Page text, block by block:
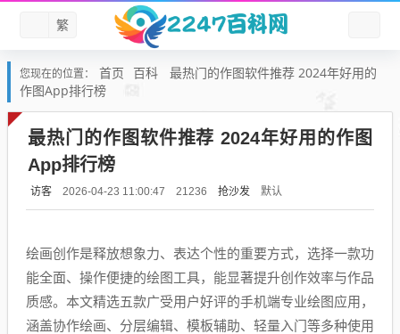
繁
您现在的位置： 首页 百科
最热门的作图软件推荐 2024年好用的
作图App排行榜
最热门的作图软件推荐 2024年好用的作图
App排行榜
访客 2026-04-23 11:00:47 21236 抢沙发 默认
绘画创作是释放想象力、表达个性的重要方式，选择一款功
能全面、操作便捷的绘图工具，能显著提升创作效率与作品
质感。本文精选五款广受用户好评的手机端专业绘图应用，
涵盖协作绘画、分层编辑、模板辅助、轻量入门等多种使用